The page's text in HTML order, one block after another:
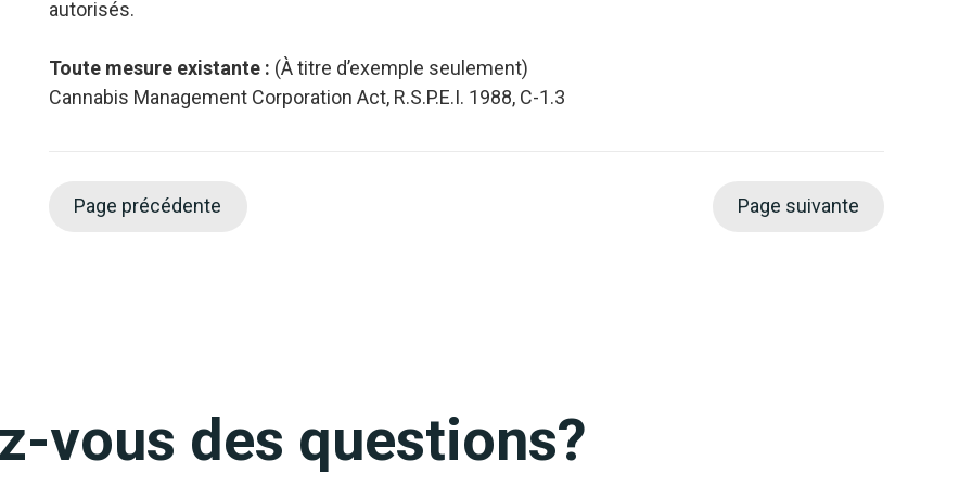
autorisés.
Toute mesure existante : (À titre d’exemple seulement)
Cannabis Management Corporation Act, R.S.P.E.I. 1988, C-1.3
Page précédente Page suivante
vous des questions?